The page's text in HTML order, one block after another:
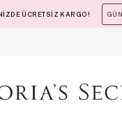
ÜCRETSİZ KARGO!